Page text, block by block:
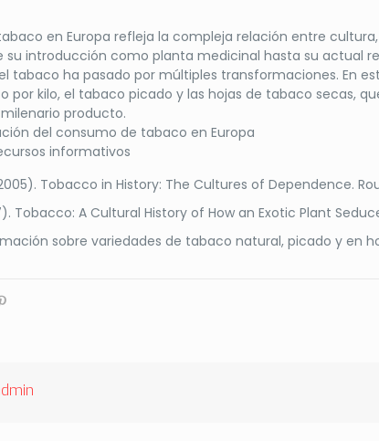
en Europa refleja la compleja relación entre
su introducción como planta medicinal hasta su actual
tabaco ha pasado por múltiples transformaciones. En
por kilo, el tabaco picado y las hojas de tabaco secas,
producto.
del consumo de tabaco en Europa
informativos
Tobacco in History: The Cultures of Dependence.
Tobacco: A Cultural History of How an Exotic Plant
sobre variedades de tabaco natural, picado y en